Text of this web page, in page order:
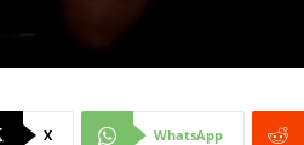
X WhatsApp